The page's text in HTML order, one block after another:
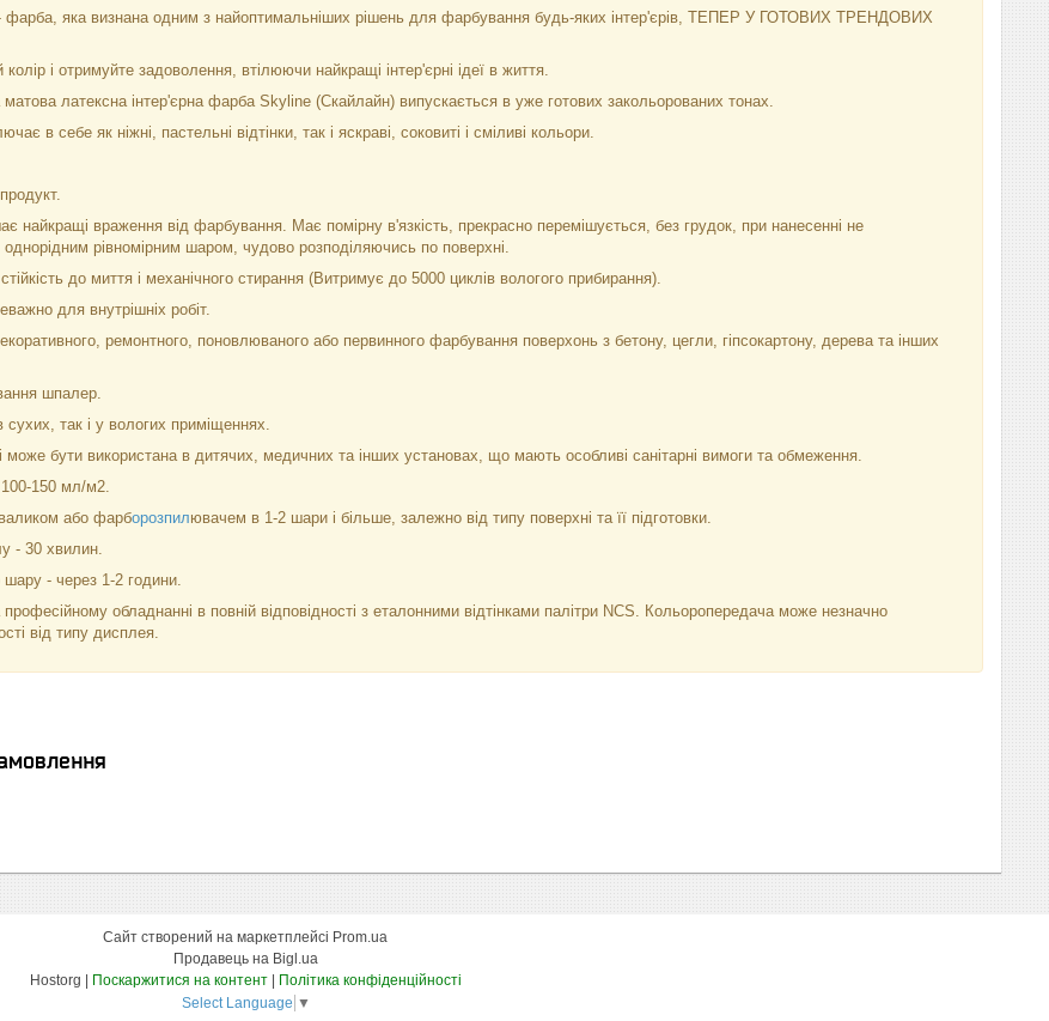
яка визнана одним з найоптимальніших рішень для фарбування будь-яких інтер'єрів, ТЕПЕР У ГОТОВИХ ТРЕНДОВИХ
і отримуйте задоволення, втілюючи найкращі інтер'єрні ідеї в життя.
матова латексна інтер'єрна фарба Skyline (Скайлайн) випускається в уже готових закольорованих тонах.
в себе як ніжні, пастельні відтінки, так і яскраві, соковиті і сміливі кольори.
найкращі враження від фарбування. Має помірну в'язкість, прекрасно перемішується, без грудок, при нанесенні не
однорідним рівномірним шаром, чудово розподіляючись по поверхні.
до миття і механічного стирання (Витримує до 5000 циклів вологого прибирання).
для внутрішніх робіт.
ремонтного, поновлюваного або первинного фарбування поверхонь з бетону, цегли, гіпсокартону, дерева та інших
шпалер.
сухих, так і у вологих приміщеннях.
може бути використана в дитячих, медичних та інших установах, що мають особливі санітарні вимоги та обмеження.
100-150 мл/м2.
або фарборозпилювачем в 1-2 шари і більше, залежно від типу поверхні та її підготовки.
- 30 хвилин.
шару - через 1-2 години.
обладнанні в повній відповідності з еталонними відтінками палітри NCS. Кольоропередача може незначно
від типу дисплея.
Сайт створений на маркетплейсі Prom.ua
Продавець на Bigl.ua
Поскаржитися на контент
Політика конфіденційності
Select Language ▼